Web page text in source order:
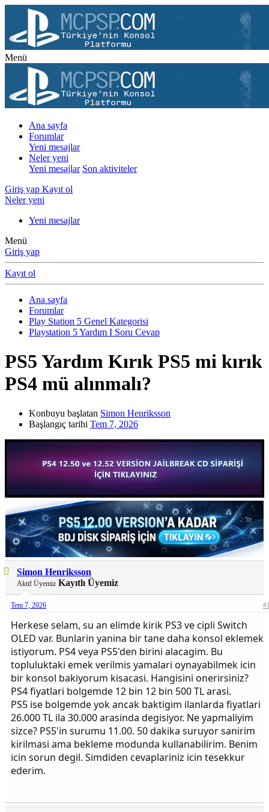
Menü
Ana sayfa
Forumlar
Yeni mesajlar
Neler yeni
Yeni mesajlar Son aktiviteler
Giriş yap Kayıt ol
Neler yeni
Yeni mesajlar
Menü
Giriş yap
Kayıt ol
Ana sayfa
Forumlar
Play Station 5 Genel Kategorisi
Playstation 5 Yardım I Soru Cevap
PS5 Yardım Kırık PS5 mi kırık
PS4 mü alınmalı?
Konbuyu başlatan Simon Henriksson
Başlangıç tarihi Tem 7, 2026
Simon Henriksson
Aktif Üyemiz Kayıtlı Üyemiz
Tem 7, 2026
Herkese selam, su an elimde kirik PS3 ve cipli Switch
OLED var. Bunlarin yanina bir tane daha konsol eklemek
istiyorum. PS4 veya PS5'den birini alacagim. Bu
topluluktaki emek verilmis yamalari oynayabilmek icin
bir konsol bakiyorum kisacasi. Hangisini onerirsiniz?
PS4 fiyatlari bolgemde 12 bin 12 bin 500 TL arasi.
PS5 ise bolgemde yok ancak baktigim ilanlarda fiyatlari
26.000 TL ila 30.000 arasinda degisiyor. Ne yapmaliyim
sizce? PS5'in surumu 11.00. 50 dakika suruyor sanirim
kirilmasi ama bekleme modunda kullanabilirim. Benim
icin sorun degil. Simdiden cevaplariniz icin tesekkur
ederim.